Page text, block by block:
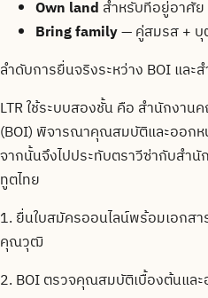
Own land สำหรับที่อยู่อาศัย
Bring family— คู่สมรส + บุ
ลำดับการยื่นจริงระหว่าง BOI และ
LTR ใช้ระบบสองชั้น คือ สำนักงา
(BOI) พิจารณาคุณสมบัติและออกห
จากนั้นจึงไปประทับตราวีซ่ากับสำ
ทูตไทย
1. ยื่นใบสมัครออนไลน์พร้อมเอกส
คุณวุฒิ
2. BOI ตรวจคุณสมบัติเบื้องต้นและ